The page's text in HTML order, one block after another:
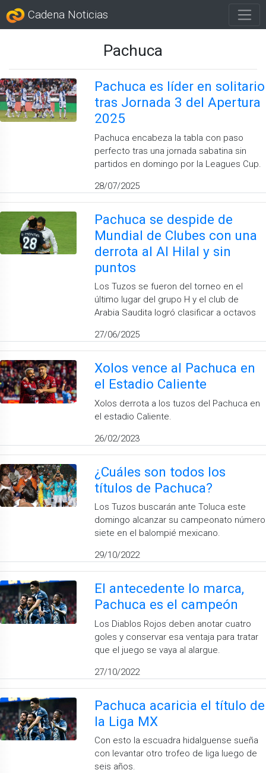
Cadena Noticias
Pachuca
Pachuca es líder en solitario
tras Jornada 3 del Apertura
2025
Pachuca encabeza la tabla con paso
perfecto tras una jornada sabatina sin
partidos en domingo por la Leagues Cup.
28/07/2025
Pachuca se despide de
Mundial de Clubes con una
derrota al Al Hilal y sin
puntos
Los Tuzos se fueron del torneo en el
último lugar del grupo H y el club de
Arabia Saudita logró clasificar a octavos
27/06/2025
Xolos vence al Pachuca en
el Estadio Caliente
Xolos derrota a los tuzos del Pachuca en
el estadio Caliente.
26/02/2023
¿Cuáles son todos los
títulos de Pachuca?
Los Tuzos buscarán ante Toluca este
domingo alcanzar su campeonato número
siete en el balompié mexicano.
29/10/2022
El antecedente lo marca,
Pachuca es el campeón
Los Diablos Rojos deben anotar cuatro
goles y conservar esa ventaja para tratar
que el juego se vaya al alargue.
27/10/2022
Pachuca acaricia el título de
la Liga MX
Con esto la escuadra hidalguense sueña
con levantar otro trofeo de liga luego de
seis años.